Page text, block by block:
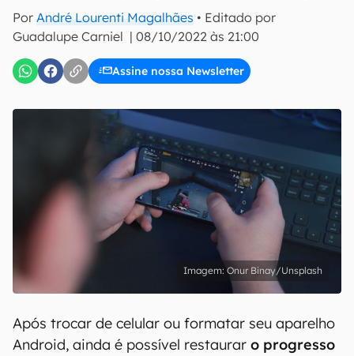
Por André Lourenti Magalhães • Editado por
Guadalupe Carniel | 08/10/2022 às 21:00
Assine nossa Newsletter
Confirmo que li, aceito e concordo com os Termos de
Onur Binay/Unsplash
Após trocar de celular ou formatar seu aparelho
Android, ainda é possível restaurar o progresso